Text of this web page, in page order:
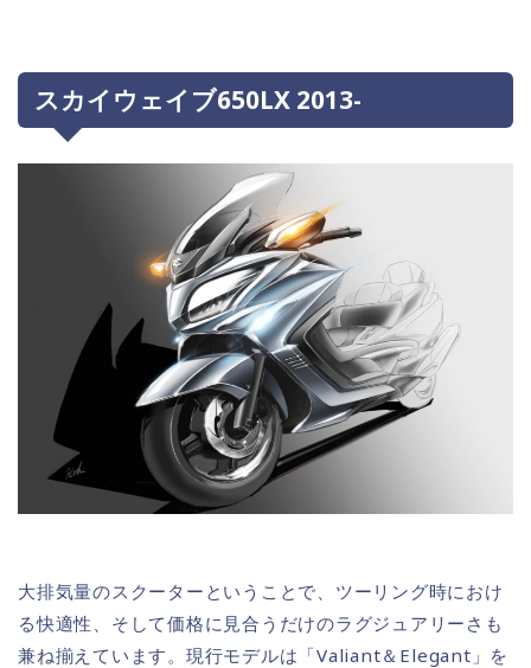
スカイウェイブ650LX 2013-
大排気量のスクーターということで、ツーリング時におけ
る快適性、そして価格に見合うだけのラグジュアリーさも
兼ね揃えています。現行モデルは「Valiant＆Elegant」を